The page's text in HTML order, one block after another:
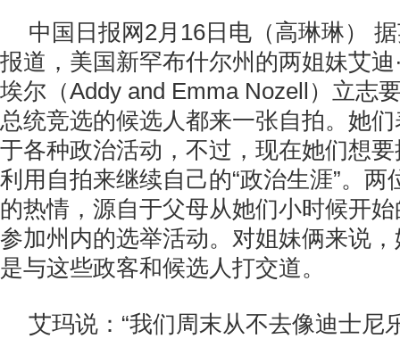
中国日报网2月16日电（高琳琳）
报道，美国新罕布什尔州的两姐妹艾迪
埃尔（Addy and Emma Nozell）立志
总统竞选的候选人都来一张自拍。她
于各种政治活动，不过，现在她们想
利用自拍来继续自己的“政治生涯”。两
的热情，源自于父母从她们小时候开
参加州内的选举活动。对姐妹俩来说
是与这些政客和候选人打交道。
艾玛说：“我们周末从不去像迪士尼